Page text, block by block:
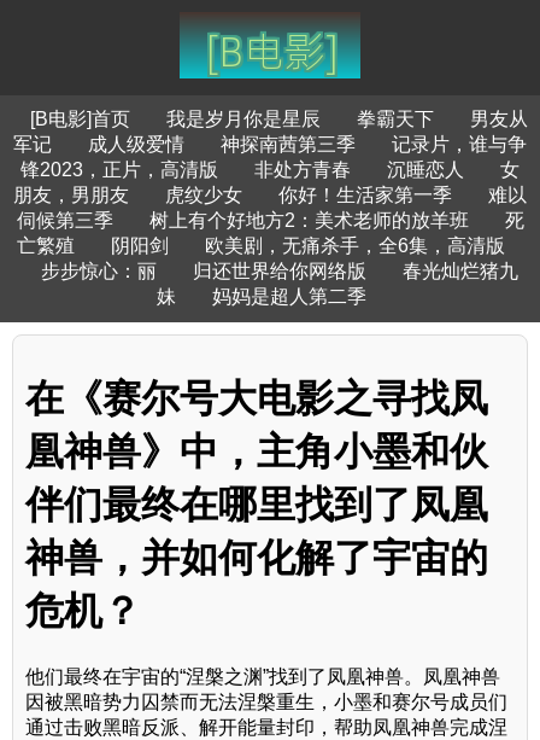
[B电影]首页 我是岁月你是星辰 拳霸天下
男友从
军记
成人级爱情 神探南茜第三季
记录片，谁与争
锋2023，正片，高清版
非处方青春 沉睡恋人
女
朋友，男朋友
虎纹少女 你好！生活家第一季
难以
伺候第三季
树上有个好地方2：美术老师的放羊班
死
亡繁殖
阴阳剑
欧美剧，无痛杀手，全6集，高清版
步步惊心：丽
归还世界给你网络版
春光灿烂猪九
妹
妈妈是超人第二季
在《赛尔号大电影之寻找凤
凰神兽》中，主角小墨和伙
伴们最终在哪里找到了凤凰
神兽，并如何化解了宇宙的
危机？
他们最终在宇宙的“涅槃之渊”找到了凤凰神兽。凤凰神兽
因被黑暗势力囚禁而无法涅槃重生，小墨和赛尔号成员们
通过击败黑暗反派、解开能量封印，帮助凤凰神兽完成涅